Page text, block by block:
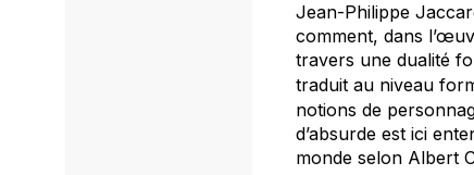
Jean-Philippe
comment, dans
travers une dualité
traduit au niveau
notions de
d’absurde est ici
monde selon Albert